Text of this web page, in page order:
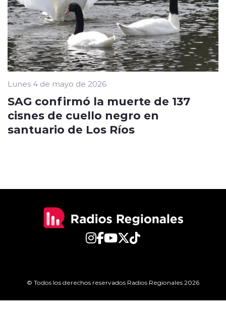
Lunes 4 de mayo de 2026
SAG confirmó la muerte de 137
cisnes de cuello negro en
santuario de Los Ríos
© Todos los derechos reservados Radios Regionales 2026